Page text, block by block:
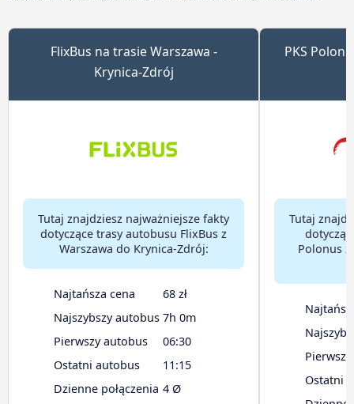
FlixBus na trasie Warszawa -
Krynica-Zdrój
Tutaj znajdziesz najważniejsze fakty
dotyczące trasy autobusu FlixBus z
Warszawa do Krynica-Zdrój:
Najtańsza cena
68 zł
Najszybszy autobus 7h 0m
Pierwszy autobus
06:30
Ostatni autobus
11:15
Dzienne połączenia 4 Ø
PKS
Tutaj
Polonus z
Ostatni